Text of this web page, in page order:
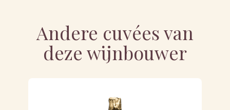
Andere cuvées van
deze wijnbouwer